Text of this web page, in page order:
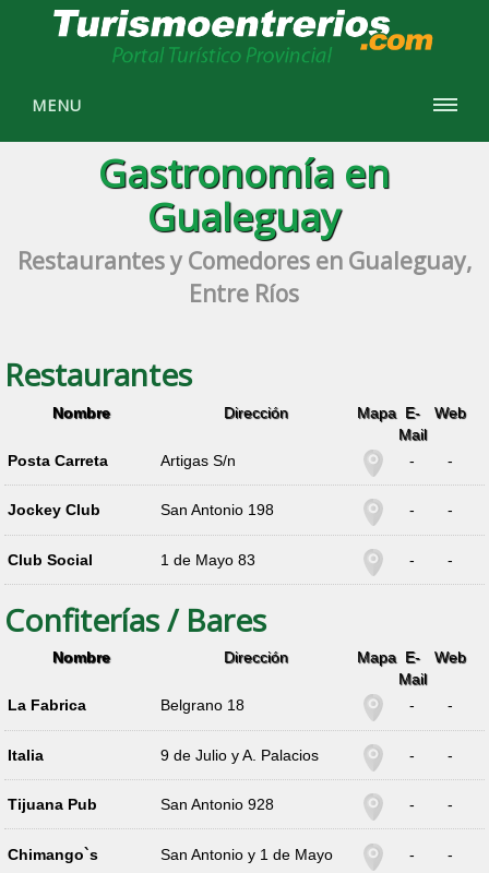
MENU
Gastronomía en
Gualeguay
Restaurantes y Comedores en Gualeguay,
Entre Ríos
Restaurantes
Nombre Dirección Mapa E-
Mail
Web
Posta Carreta Artigas S/n - -
Jockey Club San Antonio 198 - -
Club Social 1 de Mayo 83 - -
Confiterías / Bares
Nombre Dirección Mapa E-
Mail
Web
La Fabrica Belgrano 18 - -
Italia 9 de Julio y A. Palacios - -
Tijuana Pub San Antonio 928 - -
Chimango`s San Antonio y 1 de Mayo - -